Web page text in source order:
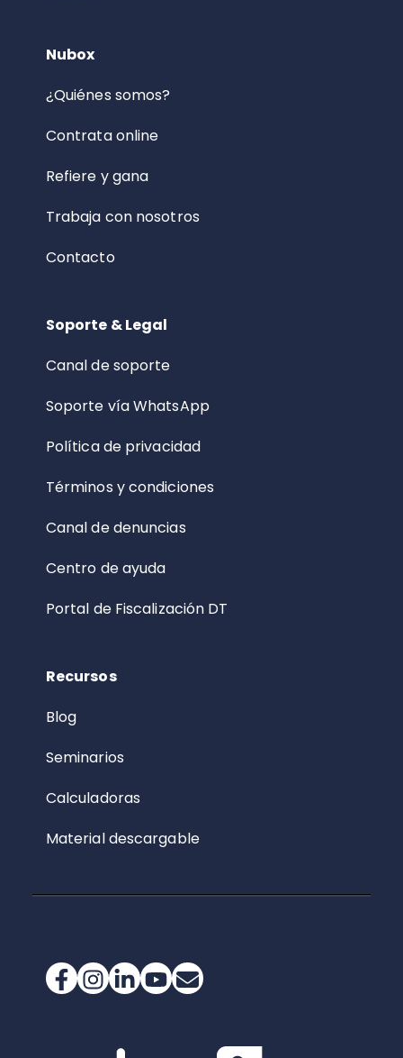
Nubox
¿Quiénes somos?
Contrata online
Refiere y gana
Trabaja con nosotros
Contacto
Soporte & Legal
Canal de soporte
Soporte vía WhatsApp
Política de privacidad
Términos y condiciones
Canal de denuncias
Centro de ayuda
Portal de Fiscalización DT
Recursos
Blog
Seminarios
Calculadoras
Material descargable